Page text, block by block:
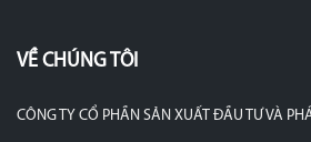
VỀ CHÚNG TÔI
CÔNG TY CỔ PHẦN SẢN XUẤT ĐẦU TƯ VÀ